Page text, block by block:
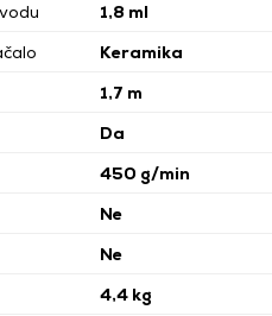
1,8 ml
Keramika
1,7 m
Da
450 g/min
Ne
Ne
4,4 kg